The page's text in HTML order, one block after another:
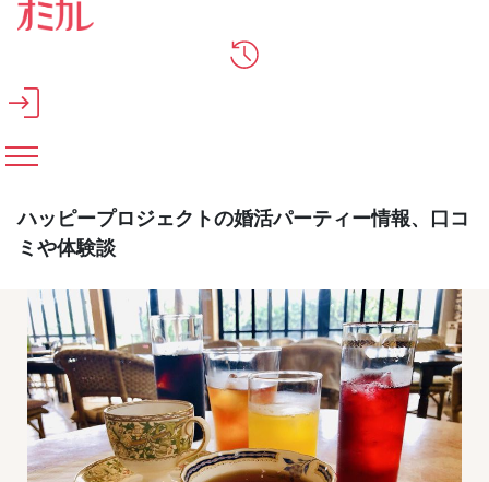
メインコンテンツへスキップ
ハッピープロジェクトの婚活パーティー情報、口コ
ミや体験談